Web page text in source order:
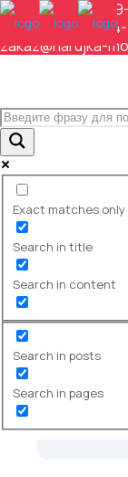
+7 (495) 648-
+7 (495) 268-
zakaz@narujka-
Exact matches only
Search in title
Search in content
Search in posts
Search in pages
рекламе:
База
виды,
активностей.
смету?